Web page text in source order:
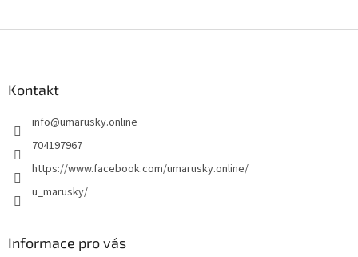
Kontakt
info@umarusky.online
704197967
https://www.facebook.com/umarusky.online/
u_marusky/
Informace pro vás